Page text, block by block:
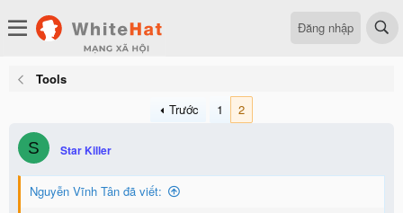
Đăng nhập
Tools
Trước
1 2
S Star Killer
Nguyễn Vĩnh Tân đã viết: